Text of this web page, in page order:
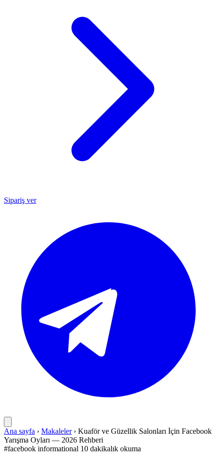
Sipariş ver
Ana sayfa › Makaleler › Kuaför ve Güzellik Salonları İçin Facebook
Yarışma Oyları — 2026 Rehberi
#facebook informational 10 dakikalık okuma